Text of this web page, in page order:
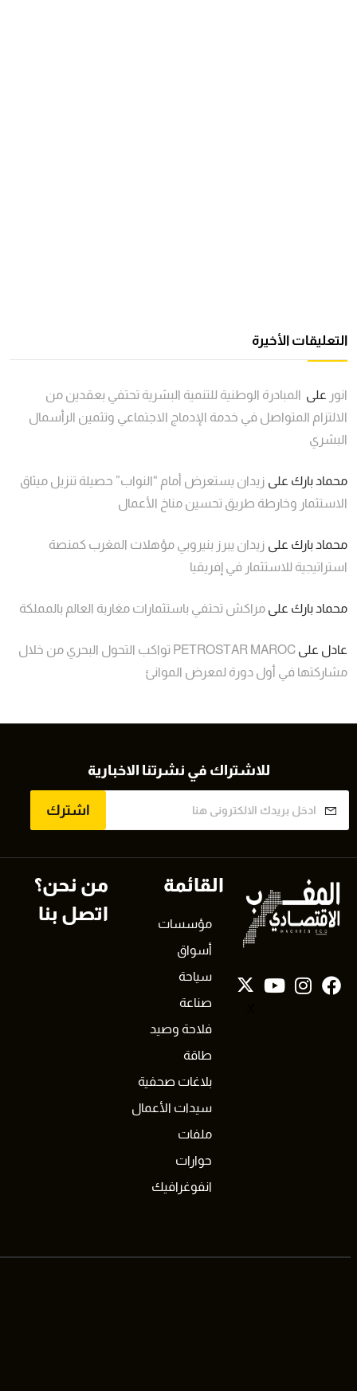
التعليقات الأخيرة
انور على المبادرة الوطنية للتنمية البشرية تحتفي بعقدين من
الالتزام المتواصل في خدمة الإدماج الاجتماعي وتثمين الرأسمال
البشري
محماد بارك على زيدان يستعرض أمام “النواب” حصيلة تنزيل ميثاق
الاستثمار وخارطة طريق تحسين مناخ الأعمال
محماد بارك على زيدان يبرز بنيروبي مؤهلات المغرب كمنصة
استراتيجية للاستثمار في إفريقيا
محماد بارك على مراكش تحتفي باستثمارات مغاربة العالم بالمملكة
عادل على
PETROSTAR MAROC تواكب التحول البحري من خلال
مشاركتها في أول دورة لمعرض الموانئ
للاشتراك في نشرتنا الاخبارية
اشترك
القائمة
مؤسسات
أسواق
سياحة
صناعة
فلاحة وصيد
طاقة
بلاغات صحفية
سيدات الأعمال
ملفات
حوارات
انفوغرافيك
من نحن؟
اتصل بنا